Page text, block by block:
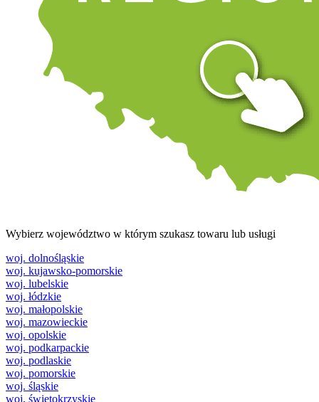
Wybierz województwo w którym szukasz towaru lub usługi
woj. dolnośląskie
woj. kujawsko-pomorskie
woj. lubelskie
woj. łódzkie
woj. małopolskie
woj. mazowieckie
woj. opolskie
woj. podkarpackie
woj. podlaskie
woj. pomorskie
woj. śląskie
woj. świętokrzyskie